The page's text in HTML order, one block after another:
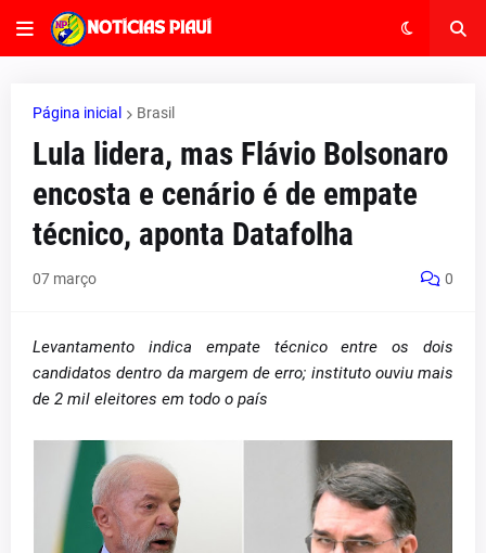
Página inicial Brasil
Lula lidera, mas Flávio Bolsonaro
encosta e cenário é de empate
técnico, aponta Datafolha
07 março 0
Levantamento indica empate técnico entre os dois
candidatos dentro da margem de erro; instituto ouviu mais
de 2 mil eleitores em todo o país